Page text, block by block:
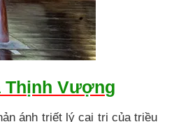
Thịnh Vượng
ánh triết lý cai trị của triều